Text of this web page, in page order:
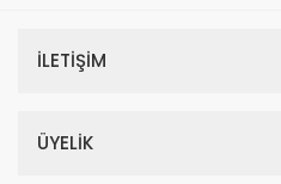
İLETİŞİM
ÜYELİK